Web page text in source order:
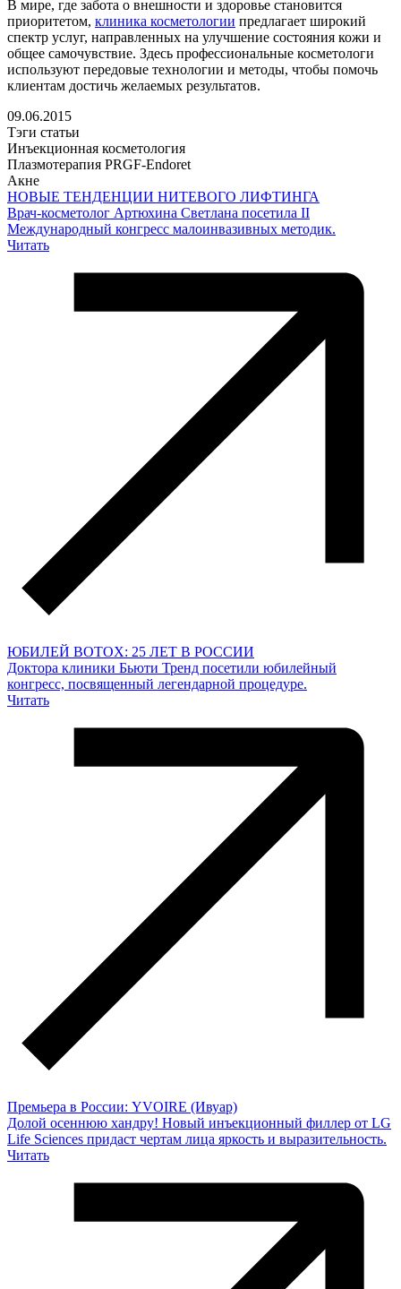
В мире, где забота о внешности и здоровье становится
приоритетом, клиника косметологии предлагает широкий
спектр услуг, направленных на улучшение состояния кожи и
общее самочувствие. Здесь профессиональные косметологи
используют передовые технологии и методы, чтобы помочь
клиентам достичь желаемых результатов.
09.06.2015
Тэги статьи
Инъекционная косметология
Плазмотерапия PRGF-Endoret
Акне
НОВЫЕ ТЕНДЕНЦИИ НИТЕВОГО ЛИФТИНГА
Врач-косметолог Артюхина Светлана посетила II
Международный конгресс малоинвазивных методик.
Читать
ЮБИЛЕЙ BOTOX: 25 ЛЕТ В РОССИИ
Доктора клиники Бьюти Тренд посетили юбилейный
конгресс, посвященный легендарной процедуре.
Читать
Премьера в России: YVOIRE (Ивуар)
Долой осеннюю хандру! Новый инъекционный филлер от LG
Life Sciences придаст чертам лица яркость и выразительность.
Читать